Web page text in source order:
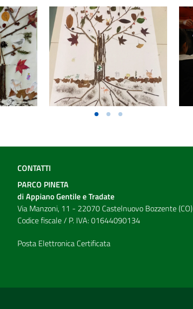
CONTATTI
PARCO PINETA
di Appiano Gentile e Tradate
Via Manzoni, 11 - 22070 Castelnuovo Bozzente (CO)
Codice fiscale / P. IVA: 01644090134
Posta Elettronica Certificata